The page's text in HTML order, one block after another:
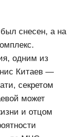
снесен, а на
одним из
Китаев —
секретом
может
и отцом